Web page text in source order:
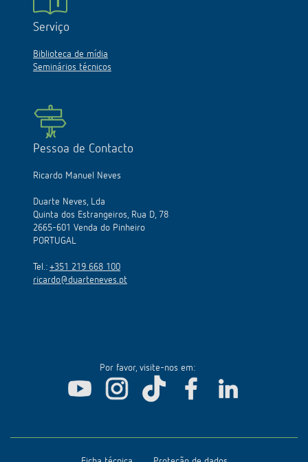
Serviço
Biblioteca de mídia
Seminários técnicos
Pessoa de Contacto
Ricardo Manuel Neves
Duarte Neves, Lda
Quinta dos Estrangeiros, Rua D, 78
2665-601 Venda do Pinheiro
PORTUGAL
Tel.: +351 219 668 100
ricardo@duarteneves.pt
Por favor, visite-nos em: